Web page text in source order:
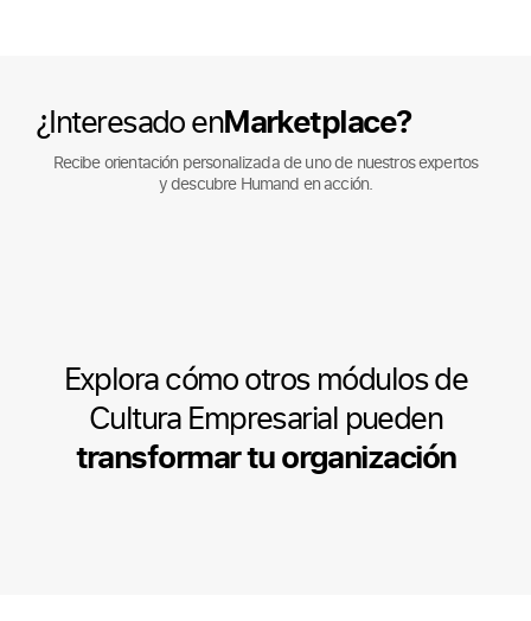
¿Interesado enMarketplace?
Recibe orientación personalizada de uno de nuestros expertos
y descubre Humand en acción.
Explora cómo otros módulos de
Cultura Empresarial pueden
transformar tu organización